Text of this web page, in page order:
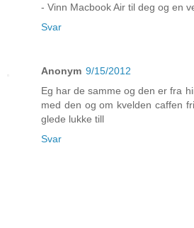
- Vinn Macbook Air til deg og en
Svar
Anonym 9/15/2012
Eg har de samme og den er fra
med den og om kvelden caffen
glede lukke till
Svar